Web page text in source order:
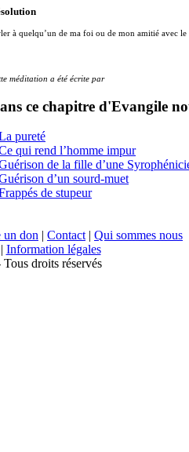
à quelqu’un de ma foi ou de mon amitié avec le
méditation a été écrite par
ce chapitre d'Evangile
pureté
qui rend l’homme impur
de la fille d’une
d’un sourd-muet
de stupeur
un don | Contact | Qui sommes nous
Information légales
droits réservés